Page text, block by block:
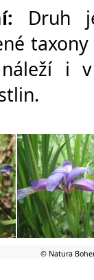
Druh
i
© Natura